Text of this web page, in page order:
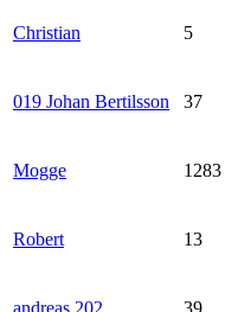
Christian 5
019 Johan Bertilsson 37
Mogge 1283
Robert 13
andreas 202 39